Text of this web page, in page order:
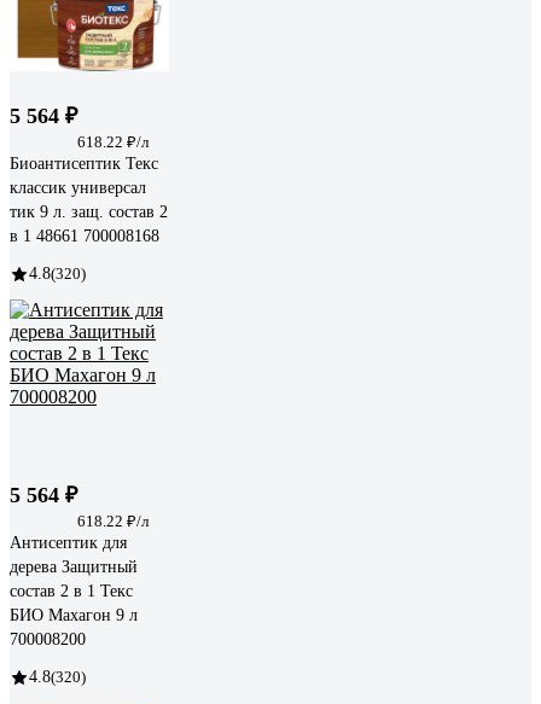
5 564 ₽
618.22 ₽/л
Биоантисептик Текс
классик универсал
тик 9 л. защ. состав 2
в 1 48661 700008168
4.8(320)
5 564 ₽
618.22 ₽/л
Антисептик для
дерева Защитный
состав 2 в 1 Текс
БИО Махагон 9 л
700008200
4.8(320)